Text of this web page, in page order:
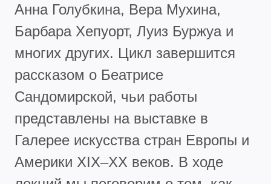
Анна Голубкина, Вера Мухина,
Барбара Хепуорт, Луиз Буржуа и
многих других. Цикл завершится
рассказом о Беатрисе
Сандомирской, чьи работы
представлены на выставке в
Галерее искусства стран Европы и
Америки XIX–XX веков. В ходе